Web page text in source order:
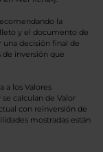
la
y el documento de
una decisión final de
de inversión que
a los Valores
calculan de Valor
con reinversión de
mostradas están